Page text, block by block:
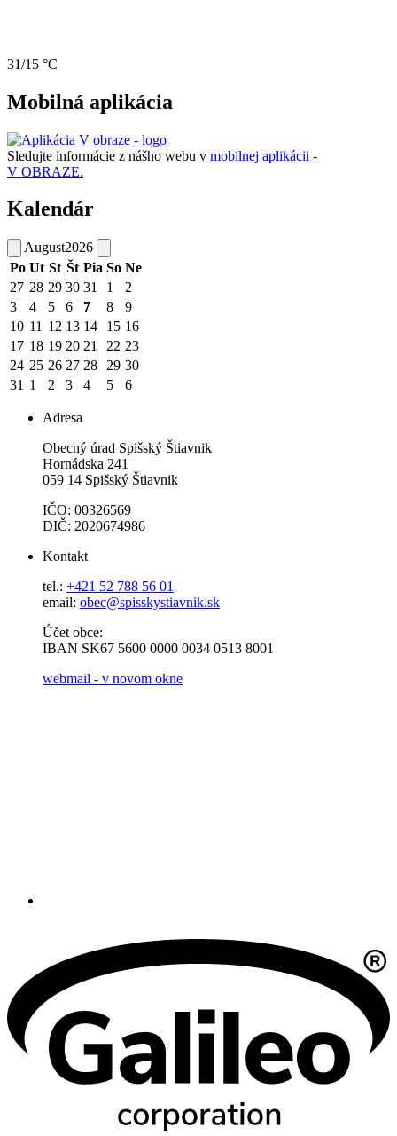
31/15 °C
Mobilná aplikácia
Sledujte informácie z nášho webu v mobilnej aplikácii -
V OBRAZE.
Kalendár
August2026
Po Ut St Št Pia So Ne
27 28 29 30 31 1
2
3
4 5 6 7 8
9
10 11 12 13 14 15 16
17 18 19 20 21 22 23
24 25 26 27 28 29 30
31 1 2 3 4 5 6
Adresa
Obecný úrad Spišský Štiavnik
Hornádska 241
059 14 Spišský Štiavnik
IČO: 00326569
DIČ: 2020674986
Kontakt
tel.: +421 52 788 56 01
email: obec@spisskystiavnik.sk
Účet obce:
IBAN SK67 5600 0000 0034 0513 8001
webmail - v novom okne